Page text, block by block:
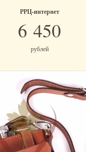
РРЦ-интернет
6 450
рублей